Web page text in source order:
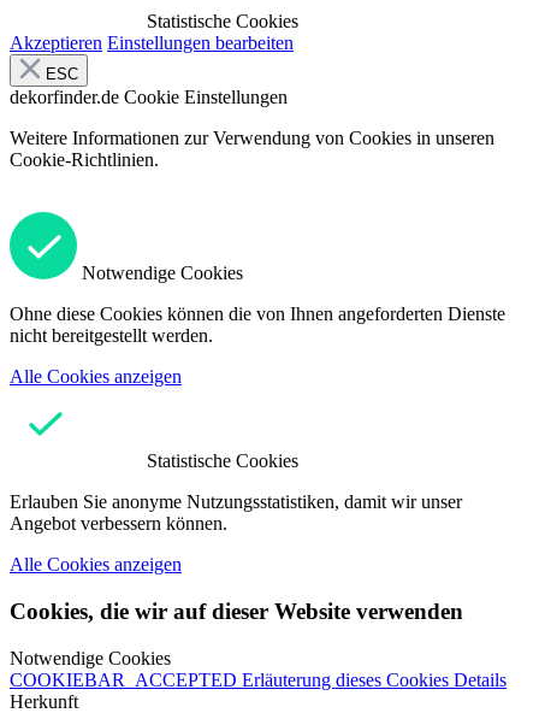
Statistische Cookies
Akzeptieren Einstellungen bearbeiten
ESC
dekorfinder.de Cookie Einstellungen
Weitere Informationen zur Verwendung von Cookies in unseren
Cookie-Richtlinien.
Notwendige Cookies
Ohne diese Cookies können die von Ihnen angeforderten Dienste
nicht bereitgestellt werden.
Alle Cookies anzeigen
Statistische Cookies
Erlauben Sie anonyme Nutzungsstatistiken, damit wir unser
Angebot verbessern können.
Alle Cookies anzeigen
Cookies, die wir auf dieser Website verwenden
Notwendige Cookies
COOKIEBAR_ACCEPTED Erläuterung dieses Cookies Details
Herkunft